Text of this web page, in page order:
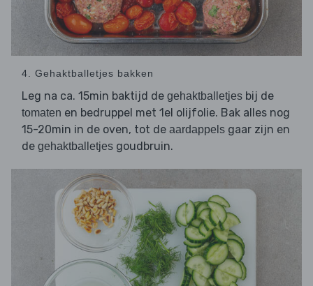
4. Gehaktballetjes bakken
Leg na ca. 15min baktijd de gehaktballetjes bij de
tomaten en bedruppel met 1el olijfolie. Bak alles nog
15-20min in de oven, tot de aardappels gaar zijn en
de gehaktballetjes goudbruin.